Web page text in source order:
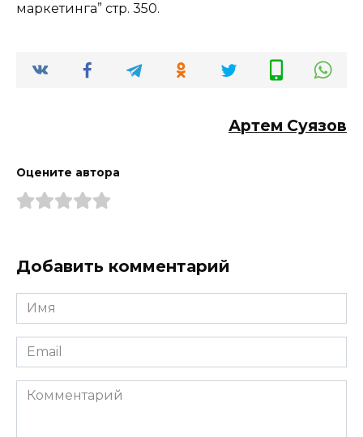
маркетинга” стр. 350.
Артем Суязов
Оцените автора
Добавить комментарий
Имя
*
Email
*
Комментарий